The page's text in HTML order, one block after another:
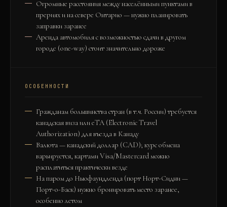
Огромные расстояния между населёнными пунктами в
прериях и на севере Онтарио — нужно планировать
заправки заранее
Аренда автомобиля с возможностью сдачи в другом
городе (one-way) стоит значительно дороже
ОСОБЕННОСТИ
Гражданам большинства стран (в т.ч. России) требуется
канадская виза или eTA (Electronic Travel
Authorization) для въезда в Канаду
Валюта — канадский доллар (CAD); курс обмена
варьируется, картами Visa/Mastercard можно
расплатиться практически везде
На паром до Ньюфаундленда (порт Норт-Сидни —
Порт-о-Баск) нужно бронировать место заранее,
особенно летом